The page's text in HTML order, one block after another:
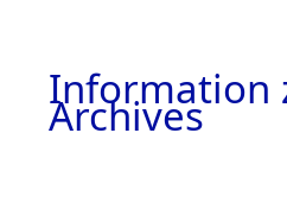
Information
Archives